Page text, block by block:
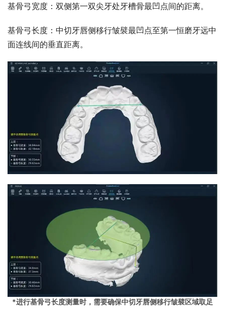
基骨弓宽度：双侧第一双尖牙处牙槽骨最凹点间的距离。
基骨弓长度：中切牙唇侧移行皱襞最凹点至第一恒磨牙远中
面连线间的垂直距离。
*进行基骨弓长度测量时，需要确保中切牙唇侧移行皱襞区域取足